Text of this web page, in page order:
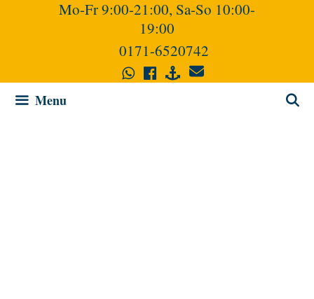
Mo-Fr 9:00-21:00, Sa-So 10:00-
19:00
0171-6520742
Menu